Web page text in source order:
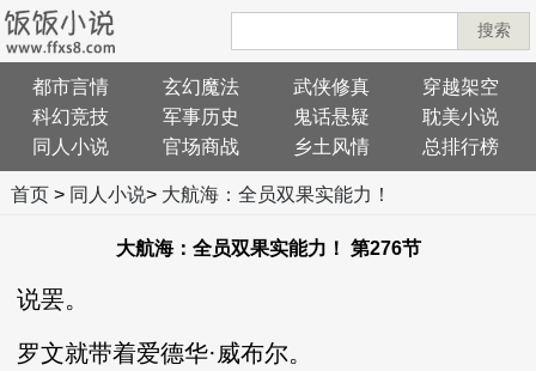
搜索
都市言情 玄幻魔法 武侠修真
穿越架空
科幻竞技
军事历史 鬼话悬疑
耽美小说
同人小说
官场商战 乡土风情 总排行榜
首页> 同人小说> 大航海：全员双果实能力！
大航海：全员双果实能力！ 第276节
说罢。
罗文就带着爱德华·威布尔。